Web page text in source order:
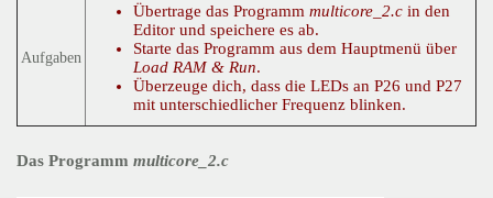
Aufgaben
Übertrage das Programm multicore_2.c in den
Editor und speichere es ab.
Starte das Programm aus dem Hauptmenü über
Load RAM & Run.
Überzeuge dich, dass die LEDs an P26 und P27
mit unterschiedlicher Frequenz blinken.
Das Programm multicore_2.c